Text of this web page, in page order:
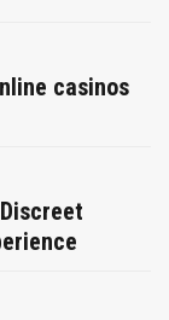
casinos